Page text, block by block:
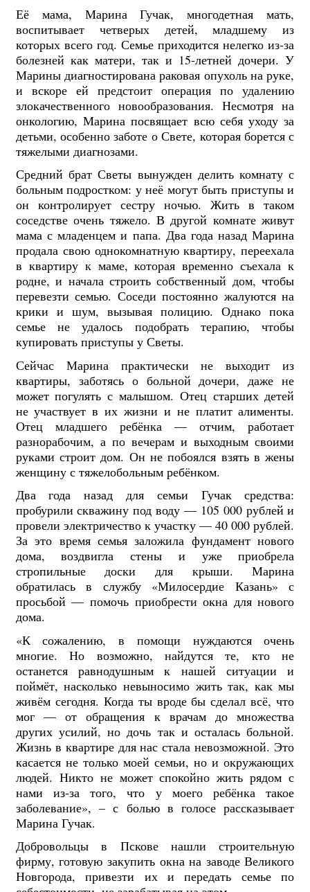
Её мама, Марина Гучак, многодетная мать,
воспитывает четверых детей, младшему из
которых всего год. Семье приходится нелегко из-за
болезней как матери, так и 15-летней дочери. У
Марины диагностирована раковая опухоль на руке,
и вскоре ей предстоит операция по удалению
злокачественного новообразования. Несмотря на
онкологию, Марина посвящает всю себя уходу за
детьми, особенно заботе о Свете, которая борется с
тяжелыми диагнозами.
Средний брат Светы вынужден делить комнату с
больным подростком: у неё могут быть приступы и
он контролирует сестру ночью. Жить в таком
соседстве очень тяжело. В другой комнате живут
мама с младенцем и папа. Два года назад Марина
продала свою однокомнатную квартиру, переехала
в квартиру к маме, которая временно съехала к
родне, и начала строить собственный дом, чтобы
перевезти семью. Соседи постоянно жалуются на
крики и шум, вызывая полицию. Однако пока
семье не удалось подобрать терапию, чтобы
купировать приступы у Светы.
Сейчас Марина практически не выходит из
квартиры, заботясь о больной дочери, даже не
может погулять с малышом. Отец старших детей
не участвует в их жизни и не платит алименты.
Отец младшего ребёнка — отчим, работает
разнорабочим, а по вечерам и выходным своими
руками строит дом. Он не побоялся взять в жены
женщину с тяжелобольным ребёнком.
Два года назад для семьи Гучак средства:
пробурили скважину под воду — 105 000 рублей и
провели электричество к участку — 40 000 рублей.
За это время семья заложила фундамент нового
дома, воздвигла стены и уже приобрела
стропильные доски для крыши. Марина
обратилась в службу «Милосердие Казань» с
просьбой — помочь приобрести окна для нового
дома.
«К сожалению, в помощи нуждаются очень
многие. Но возможно, найдутся те, кто не
останется равнодушным к нашей ситуации и
поймёт, насколько невыносимо жить так, как мы
живём сегодня. Когда ты вроде бы сделал всё, что
мог — от обращения к врачам до множества
других усилий, но дочь так и осталась больной.
Жизнь в квартире для нас стала невозможной. Это
касается не только моей семьи, но и окружающих
людей. Никто не может спокойно жить рядом с
нами из-за того, что у моего ребёнка такое
заболевание», – с болью в голосе рассказывает
Марина Гучак.
Добровольцы в Пскове нашли строительную
фирму, готовую закупить окна на заводе Великого
Новгорода, привезти их и передать семье по